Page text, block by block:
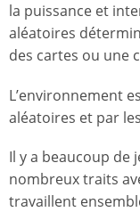
la puissance et
aléatoires
des cartes ou une
L’environnement
aléatoires et par
Il y a beaucoup de
nombreux traits
travaillent